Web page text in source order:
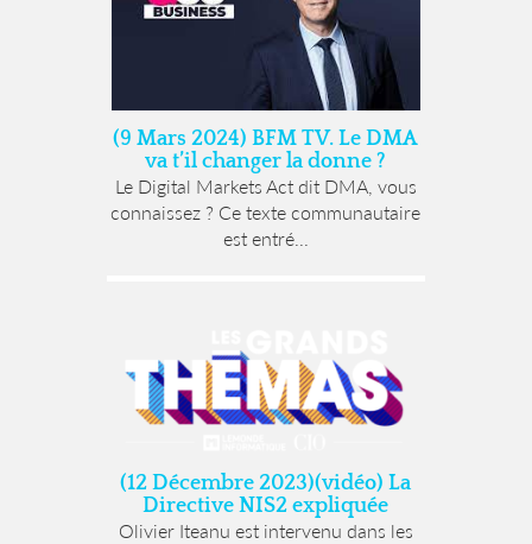
(9 Mars 2024) BFM TV. Le DMA
va t’il changer la donne ?
Le Digital Markets Act dit DMA, vous
connaissez ? Ce texte communautaire
est entré...
(12 Décembre 2023)(vidéo) La
Directive NIS2 expliquée
Olivier Iteanu est intervenu dans les